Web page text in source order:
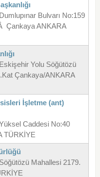
Bulvarı No:159
Çankaya ANKARA
Yolu Söğütözü
Çankaya/ANKARA
İşletme (ant)
Caddesi No:40
TÜRKİYE
Mahallesi 2179.